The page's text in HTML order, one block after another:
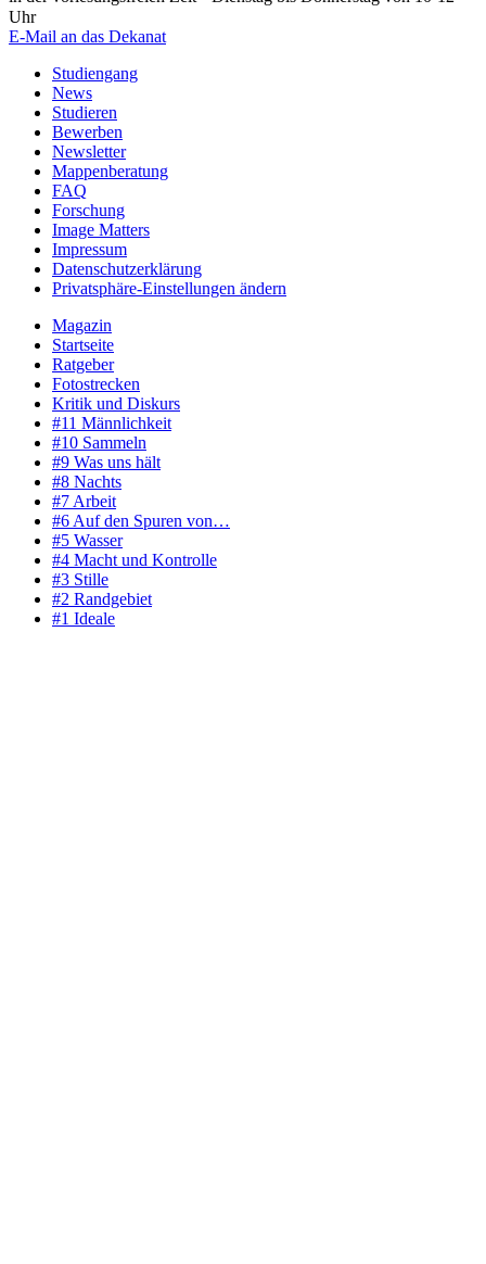
Uhr
E-Mail an das Dekanat
Studiengang
News
Studieren
Bewerben
Newsletter
Mappenberatung
FAQ
Forschung
Image Matters
Impressum
Datenschutzerklärung
Privatsphäre-Einstellungen ändern
Magazin
Startseite
Ratgeber
Fotostrecken
Kritik und Diskurs
#11 Männlichkeit
#10 Sammeln
#9 Was uns hält
#8 Nachts
#7 Arbeit
#6 Auf den Spuren von…
#5 Wasser
#4 Macht und Kontrolle
#3 Stille
#2 Randgebiet
#1 Ideale